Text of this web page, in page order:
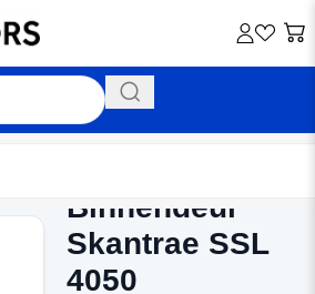
Binnendeur
Skantrae SSL
4050